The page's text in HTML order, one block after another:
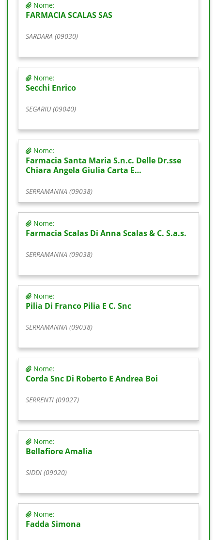
Nome:
FARMACIA SCALAS SAS
SARDARA (09030)
Nome:
Secchi Enrico
SEGARIU (09040)
Nome:
Farmacia Santa Maria S.n.c. Delle Dr.sse
Chiara Angela Giulia Carta E…
SERRAMANNA (09038)
Nome:
Farmacia Scalas Di Anna Scalas & C. S.a.s.
SERRAMANNA (09038)
Nome:
Pilia Di Franco Pilia E C. Snc
SERRAMANNA (09038)
Nome:
Corda Snc Di Roberto E Andrea Boi
SERRENTI (09027)
Nome:
Bellafiore Amalia
SIDDI (09020)
Nome:
Fadda Simona